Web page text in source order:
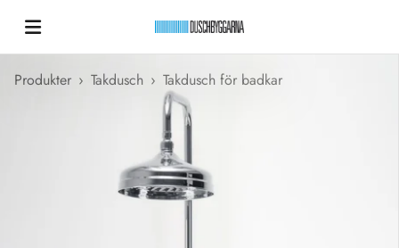
Duschbyggarna New
Produkter › Takdusch › Takdusch för badkar